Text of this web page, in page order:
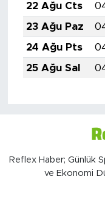
22 Ağu Cts
23 Ağu Paz
24 Ağu Pts
25 Ağu Sal
Reflex Haber; Günlük
ve Ekonomi